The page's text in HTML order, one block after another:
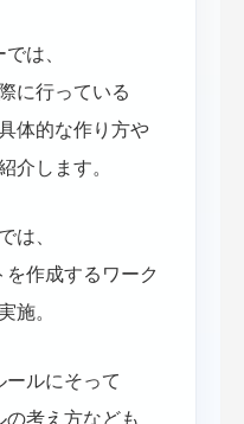
は、
に行っている
体的な作り方や
介します。
は、
作成するワーク
施。
ールにそって
考え方なども